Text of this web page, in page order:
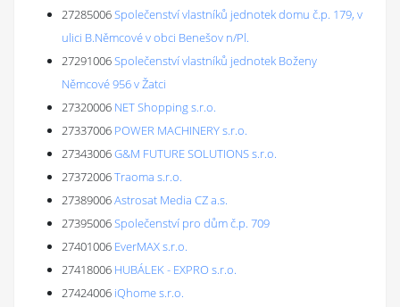
27285006Společenství vlastníků jednotek domu č.p. 179, v
ulici B.Němcové v obci Benešov n/Pl.
27291006Společenství vlastníků jednotek Boženy
Němcové 956 v Žatci
27320006 NET Shopping s.r.o.
27337006 POWER MACHINERY s.r.o.
27343006G&M FUTURE SOLUTIONS s.r.o.
27372006Traoma s.r.o.
27389006Astrosat Media CZ a.s.
27395006Společenství pro dům č.p. 709
27401006 EverMAX s.r.o.
27418006 HUBÁLEK - EXPRO s.r.o.
27424006 iQhome s.r.o.